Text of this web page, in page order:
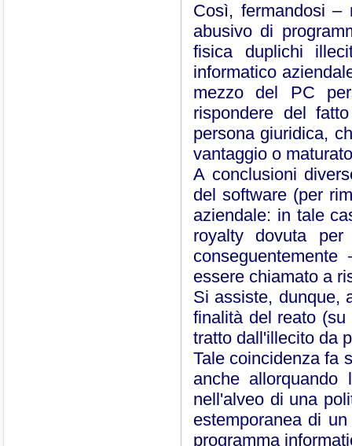
Così, fermandosi –
abusivo di
fisica duplichi
informatico
mezzo del PC
rispondere del
persona giuridica,
vantaggio o
A conclusioni
del software (per
aziendale: in tale
royalty dovuta
essere chiamato a
Si assiste, dunque,
finalità del reato
tratto dall'illecito da
Tale coincidenza fa
anche
nell'alveo di una
estemporanea di
programma